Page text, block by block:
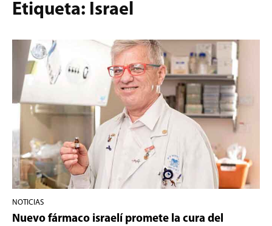
Etiqueta: Israel
NOTICIAS
Nuevo fármaco israelí promete la cura del